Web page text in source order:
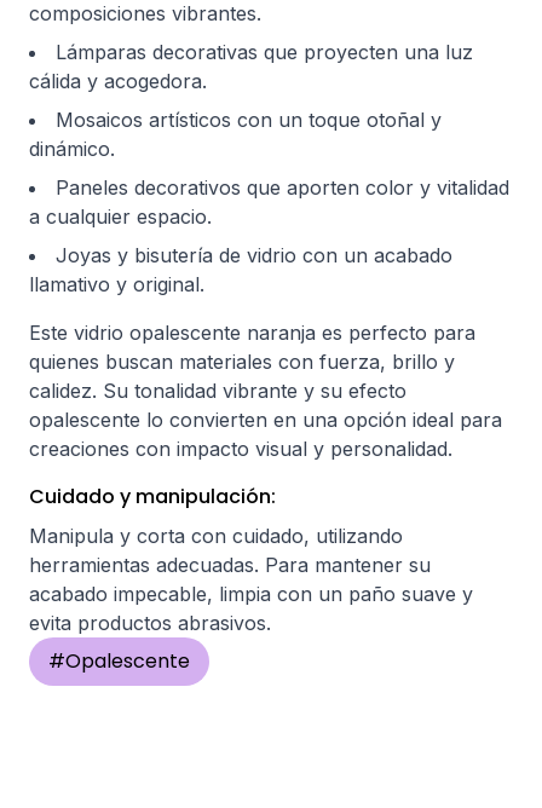
composiciones vibrantes.
Lámparas decorativas que proyecten una luz
cálida y acogedora.
Mosaicos artísticos con un toque otoñal y
dinámico.
Paneles decorativos que aporten color y vitalidad
a cualquier espacio.
Joyas y bisutería de vidrio con un acabado
llamativo y original.
Este vidrio opalescente naranja es perfecto para
quienes buscan materiales con fuerza, brillo y
calidez. Su tonalidad vibrante y su efecto
opalescente lo convierten en una opción ideal para
creaciones con impacto visual y personalidad.
Cuidado y manipulación:
Manipula y corta con cuidado, utilizando
herramientas adecuadas. Para mantener su
acabado impecable, limpia con un paño suave y
evita productos abrasivos.
#Opalescente